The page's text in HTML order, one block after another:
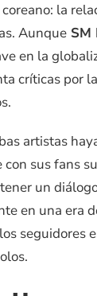
la
Aunque SM
en la
críticas por
artistas
sus fans
un
en una era
seguidores